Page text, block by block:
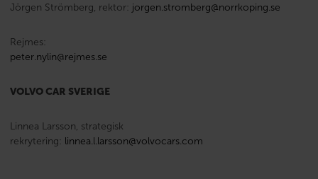
Jörgen Strömberg, rektor: jorgen.stromberg@norrkoping.se
Rejmes:
peter.nylin@rejmes.se
VOLVO CAR SVERIGE
Linnea Larsson, strategisk
rekrytering: linnea.l.larsson@volvocars.com